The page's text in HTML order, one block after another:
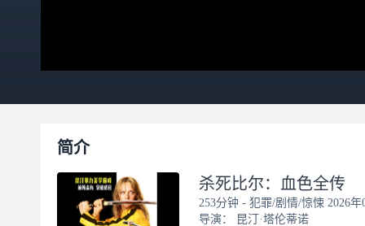
简介
杀死比尔：血色全传
253分钟 - 犯罪/剧情/惊悚 2026
导演：
昆汀·塔伦蒂诺